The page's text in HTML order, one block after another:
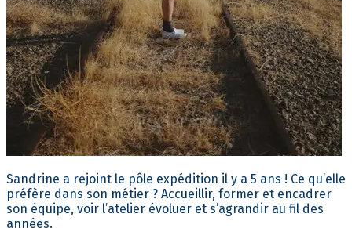
Sandrine a rejoint le pôle expédition il y a 5 ans ! Ce qu’elle
préfère dans son métier ? Accueillir, former et encadrer
son équipe, voir l’atelier évoluer et s’agrandir au fil des
années.